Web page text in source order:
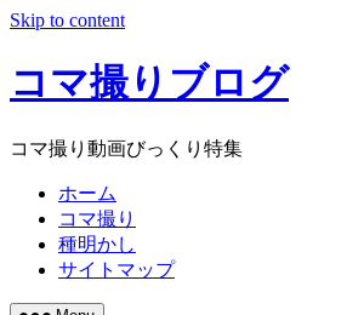
Skip to content
コマ撮りブログ
コマ撮り動画びっくり特集
ホーム
コマ撮り
種明かし
サイトマップ